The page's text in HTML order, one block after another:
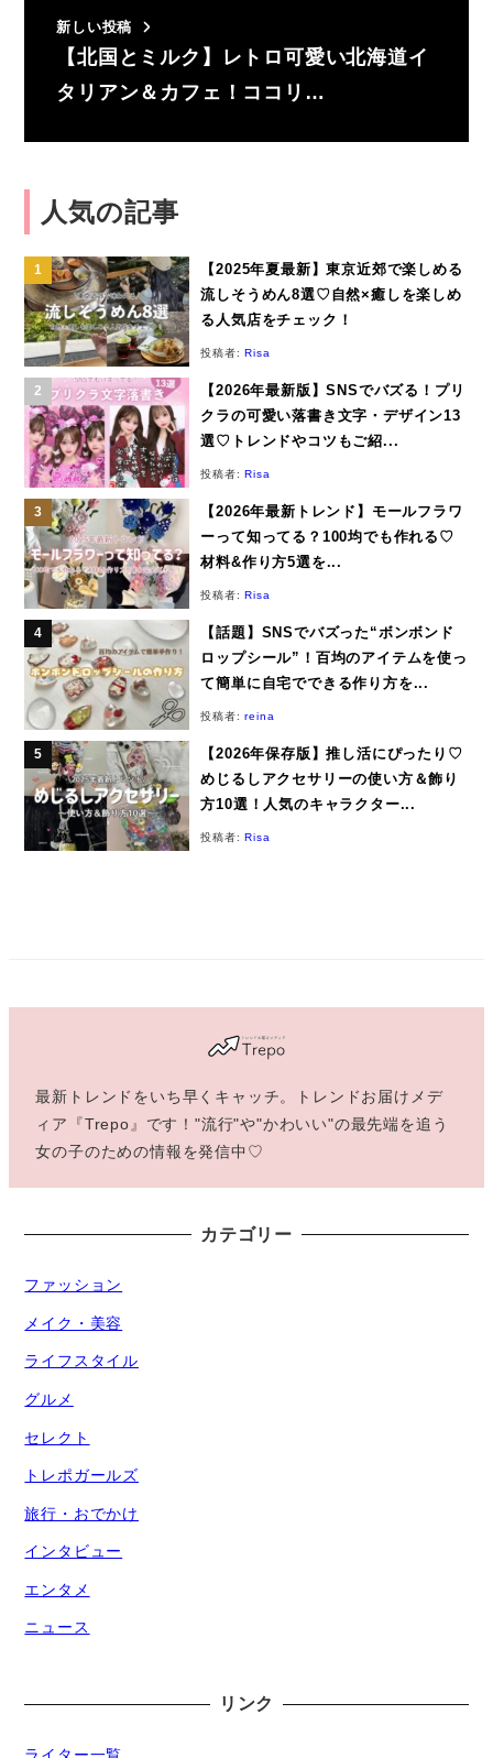
新しい投稿
【北国とミルク】レトロ可愛い北海道イ
タリアン＆カフェ！ココリ…
人気の記事
【2025年夏最新】東京近郊で楽しめる
流しそうめん8選♡自然×癒しを楽しめ
る人気店をチェック！
投稿者:Risa
【2026年最新版】SNSでバズる！プリ
クラの可愛い落書き文字・デザイン13
選♡トレンドやコツもご紹...
投稿者:Risa
【2026年最新トレンド】モールフラワ
ーって知ってる？100均でも作れる♡
材料&作り方5選を...
投稿者:Risa
【話題】SNSでバズった“ボンボンド
ロップシール”！百均のアイテムを使っ
て簡単に自宅でできる作り方を...
投稿者:reina
【2026年保存版】推し活にぴったり♡
めじるしアクセサリーの使い方＆飾り
方10選！人気のキャラクター...
投稿者:Risa
最新トレンドをいち早くキャッチ。トレンドお届けメデ
ィア『Trepo』です！"流行"や"かわいい"の最先端を追う
女の子のための情報を発信中♡
カテゴリー
ファッション
メイク・美容
ライフスタイル
グルメ
セレクト
トレポガールズ
旅行・おでかけ
インタビュー
エンタメ
ニュース
リンク
ライター一覧